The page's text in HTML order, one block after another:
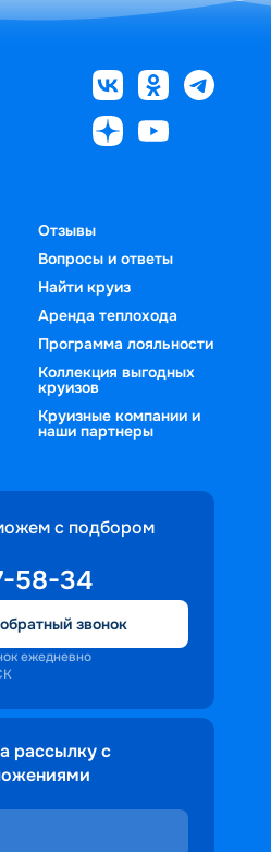
Отзывы
Вопросы и ответы
Найти круиз
Аренда теплохода
Программа лояльности
Коллекция выгодных
круизов
Круизные компании и
наши партнеры
с подбором
58-34
звонок
ежедневно
рассылку с